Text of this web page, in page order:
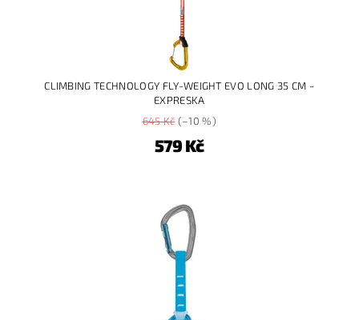
CLIMBING TECHNOLOGY FLY-WEIGHT EVO LONG 35 CM -
EXPRESKA
645 Kč(–10 %)
579 Kč